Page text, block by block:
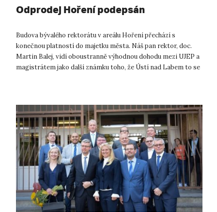
Odprodej Hoření podepsán
Budova bývalého rektorátu v areálu Hoření přechází s
konečnou platností do majetku města. Náš pan rektor, doc.
Martin Balej, vidí oboustranně výhodnou dohodu mezi UJEP a
magistrátem jako další známku toho, že Ústí nad Labem to se